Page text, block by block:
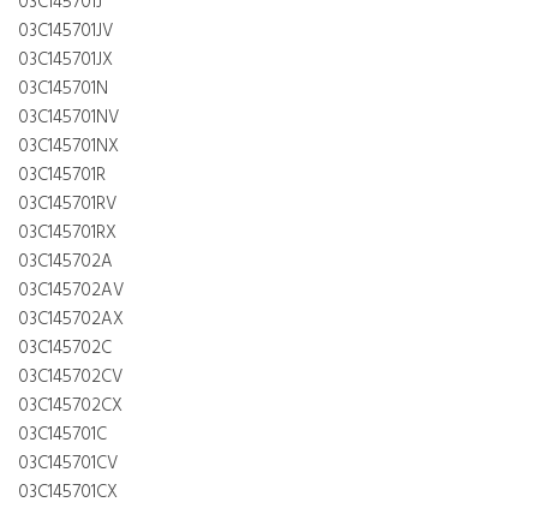
03C145701JV
03C145701JX
03C145701N
03C145701NV
03C145701NX
03C145701R
03C145701RV
03C145701RX
03C145702A
03C145702AV
03C145702AX
03C145702C
03C145702CV
03C145702CX
03C145701C
03C145701CV
03C145701CX